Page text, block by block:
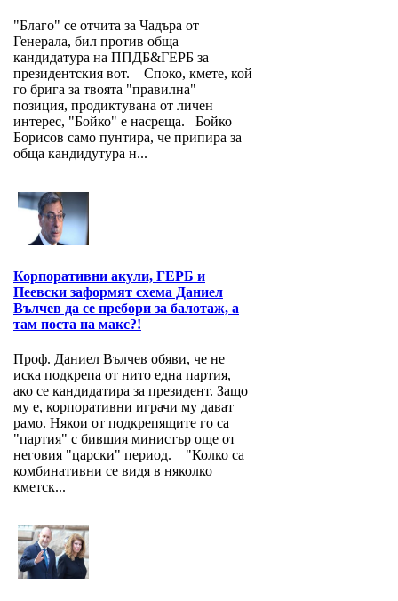
"Благо" се отчита за Чадъра от
Генерала, бил против обща
кандидатура на ППДБ&ГЕРБ за
президентския вот. Споко, кмете, кой
го брига за твоята "правилна"
позиция, продиктувана от личен
интерес, "Бойко" е насреща. Бойко
Борисов само пунтира, че припира за
обща кандидутура н...
Корпоративни акули, ГЕРБ и
Пеевски заформят схема Даниел
Вълчев да се пребори за балотаж, а
там поста на макс?!
Проф. Даниел Вълчев обяви, че не
иска подкрепа от нито една партия,
ако се кандидатира за президент. Защо
му е, корпоративни играчи му дават
рамо. Някои от подкрепящите го са
"партия" с бившия министър още от
неговия "царски" период. "Колко са
комбинативни се видя в няколко
кметск...